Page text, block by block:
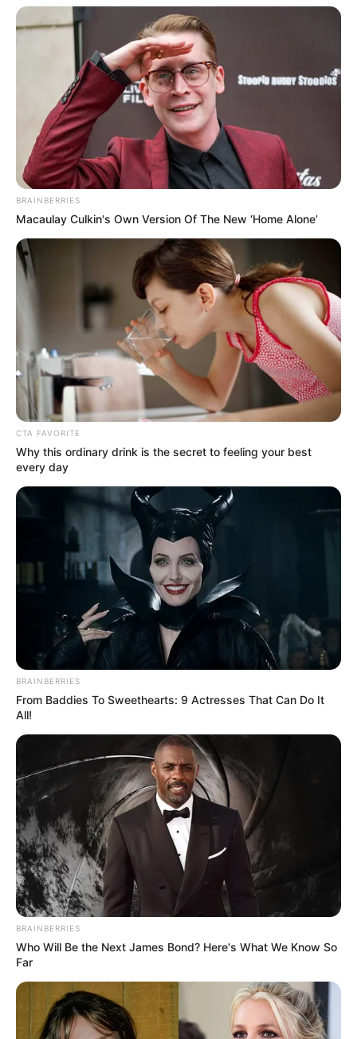
โชคลาภเด่น ใช้เวลานี้ในการเริ่มต้นสิ่งใหม่ๆ การงาน
ด้านการก่อสร้าง ฮาร์ดแวร์ ออนไลน์ ออกแบบ
ตกแต่งมีเกณฑ์ดี ใครที่ลงทุนมีผลตอบแทนน่าพอใจ
สุขภาพช่วงนี้สถานการณ์รอบตัวไม่ค่อยดี ต้องดูแล
ป้องกันให้ดีเป็นพิเศษ เว้นระยะห่างทั้งตัวเราและคน
รอบข้าง ความรักนำพาโชคลาภเข้ามาให้ชื่นใจ
หากมีโอกาสสัปดาห์นี้หรือเร็วๆ นี้ ให้ไปบริจาคเลือด
หรือบริจาคสิ่งของช่วยเหลือคน อยู่บ้านสวดมนต์
เสริมสติ เพิ่มความสงบในใจด้วยบทสวดมังคลปริตร
และบทบูชาพระ เทวดาประจำวันศุกร์ แผ่บุญให้
เทวดาประจำตัว ดวงชะตาจะราบรื่น
ดวงชะตาผู้ที่เกิดวันเสาร์
ทิศที่ดีสัปดาห์นี้ ทิศ
ตะวันออก ทิศตะวันตก
เฉียงใต้ ทิศเหนือ เลข
มงคลสัปดาห์นี้ 3 0 1 9
ใช้ต่อท้าย ID Line
เสริมดวงดี
งานด้านบันเทิง การเกษตรจะโดดเด่นขึ้นมา งาน
ด้านสุขภาพ สาธารณสุข บุคลากรการแพทย์ งานจะ
รับข่าวดี มีของถูกใจที่รอคอยมานาน สุขภาพช่วงนี้
ต้องระวังระบบทางเดินหายใจ เส้นเลือด โรคที่เกิดกับ
ผิวหนัง ด้านความรักความถูกใจ อาจพบเจอโดย
บังเอิญ กะทันหันแบบไม่ทันตั้งตัว ส่วนคนมีคู่แล้ว
ระวังเรื่องคำพูด อารมณ์ไม่ดี
เสริมดวงชะตาชีวิตให้มั่นคง บริจาคสิ่งของ อาหาร
ช่วยคนที่เดือดร้อนแบบกระทันหันจากภัยต่างๆ อยู่
บ้านสุขใจ พักผ่อนแล้วสวดมนต์บทโมรปริตรและ
สวดบทบูชาพระประจำวันเสาร์ แผ่บุญให้เทวดา
ประจำตัว ขอพรให้ทุกสิ่งสำเร็จ
ดวงชะตาผู้ที่เกิดวันอาทิตย์
BRAINBERRIES
Macaulay Culkin's Own Version Of The New ‘Home Alone’
CTA FAVORITE
Why this ordinary drink is the secret to feeling your best
every day
BRAINBERRIES
From Baddies To Sweethearts: 9 Actresses That Can Do It
All!
BRAINBERRIES
Who Will Be the Next James Bond? Here's What We Know So
Far